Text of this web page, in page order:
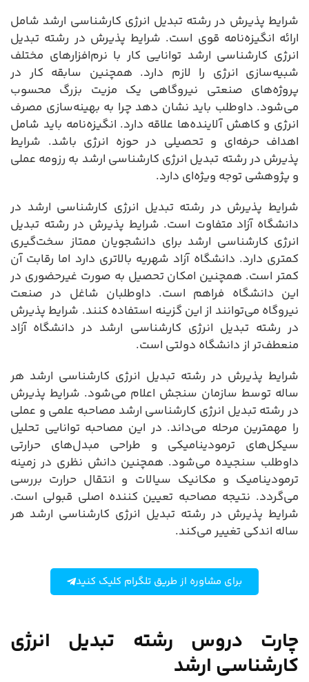
شرایط پذیرش در رشته تبدیل انرژی کارشناسی ارشد شامل
ارائه انگیزه‌نامه قوی است. شرایط پذیرش در رشته تبدیل
انرژی کارشناسی ارشد توانایی کار با نرم‌افزارهای مختلف
شبیه‌سازی انرژی را لازم دارد. همچنین سابقه کار در
پروژه‌های صنعتی نیروگاهی یک مزیت بزرگ محسوب
می‌شود. داوطلب باید نشان دهد چرا به بهینه‌سازی مصرف
انرژی و کاهش آلاینده‌ها علاقه دارد. انگیزه‌نامه باید شامل
اهداف حرفه‌ای و تحصیلی در حوزه انرژی باشد. شرایط
پذیرش در رشته تبدیل انرژی کارشناسی ارشد به رزومه عملی
و پژوهشی توجه ویژه‌ای دارد.
شرایط پذیرش در رشته تبدیل انرژی کارشناسی ارشد در
دانشگاه آزاد متفاوت است. شرایط پذیرش در رشته تبدیل
انرژی کارشناسی ارشد برای دانشجویان ممتاز سخت‌گیری
کمتری دارد. دانشگاه آزاد شهریه بالاتری دارد اما رقابت آن
کمتر است. همچنین امکان تحصیل به صورت غیرحضوری در
این دانشگاه فراهم است. داوطلبان شاغل در صنعت
نیروگاه می‌توانند از این گزینه استفاده کنند. شرایط پذیرش
در رشته تبدیل انرژی کارشناسی ارشد در دانشگاه آزاد
منعطف‌تر از دانشگاه دولتی است.
شرایط پذیرش در رشته تبدیل انرژی کارشناسی ارشد هر
ساله توسط سازمان سنجش اعلام می‌شود. شرایط پذیرش
در رشته تبدیل انرژی کارشناسی ارشد مصاحبه علمی و عملی
را مهمترین مرحله می‌داند. در این مصاحبه توانایی تحلیل
سیکل‌های ترمودینامیکی و طراحی مبدل‌های حرارتی
داوطلب سنجیده می‌شود. همچنین دانش نظری در زمینه
ترمودینامیک و مکانیک سیالات و انتقال حرارت بررسی
می‌گردد. نتیجه مصاحبه تعیین کننده اصلی قبولی است.
شرایط پذیرش در رشته تبدیل انرژی کارشناسی ارشد هر
ساله اندکی تغییر می‌کند.
برای مشاوره از طریق تلگرام کلیک کنید
چارت دروس رشته تبدیل انرژی
کارشناسی ارشد